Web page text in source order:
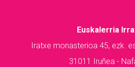
Euskalerria
Iratxe monasterioa 45, ezk.
31011 Iruñea -